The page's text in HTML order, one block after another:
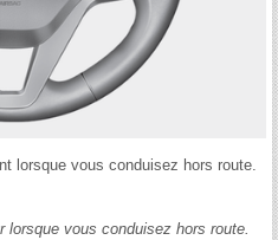
lorsque vous conduisez hors route.
lorsque vous conduisez hors route.